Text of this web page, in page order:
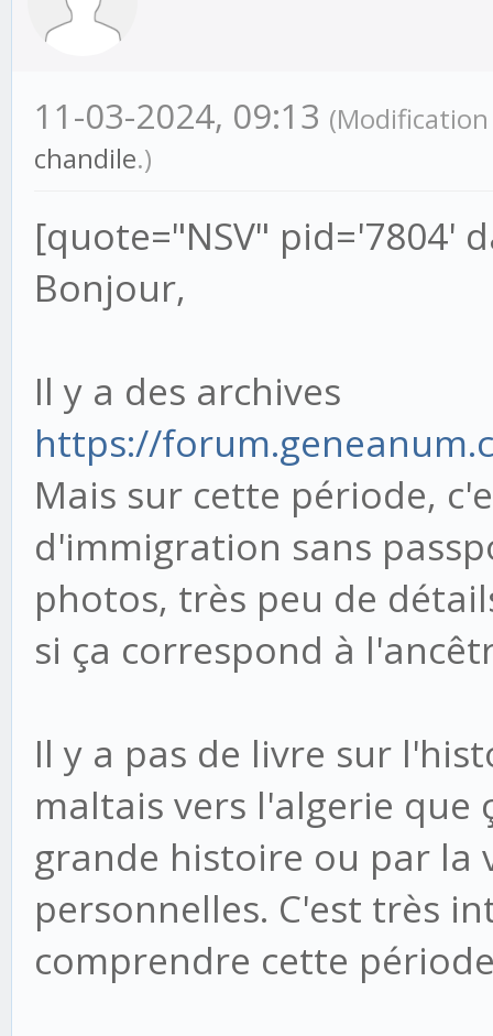
11-03-2024, 09:13
chandile.)
[quote="NSV" pid='7804'
Bonjour,
Il y a des archives
https://
Mais sur cette période,
d'immigration sans
photos, très peu de
si ça correspond à
Il y a pas de livre sur
maltais vers l'algerie que
grande histoire ou par la
personnelles. C'est très
comprendre cette